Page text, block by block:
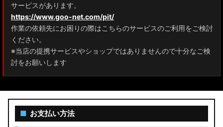
M900A/M910A ルーミー
A200A/A210A ライズ
E52 エルグランド
T32 エクストレイル
C28 セレナ
サービスがあります。
https://www.goo-net.com/pit/
作業の依頼先にお困りの際はこちらのサービスのご利用をご検討
ください。
※当店の提携サービスやショップではありませんので十分なご検
討をお願いします
■ お支払い方法